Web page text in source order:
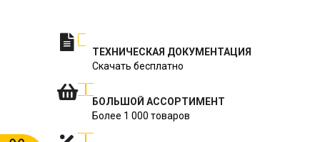
ТЕХНИЧЕСКАЯ ДОКУМЕНТАЦИЯ
Скачать бесплатно
БОЛЬШОЙ АССОРТИМЕНТ
Более 1 000 товаров